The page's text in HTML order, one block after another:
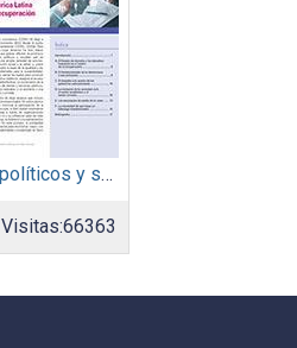
Pactos políticos y sociales para la igualdad y el desarrollo sostenible en América Latina y el Caribe en la recuperación pos COVID-19
Visitas:66363